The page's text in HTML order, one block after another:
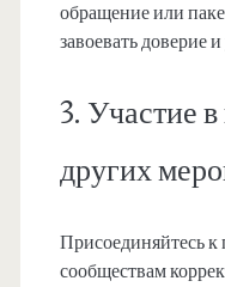
обращение или
завоевать доверие
3. Участие
других
Присоединяйтесь
сообществам